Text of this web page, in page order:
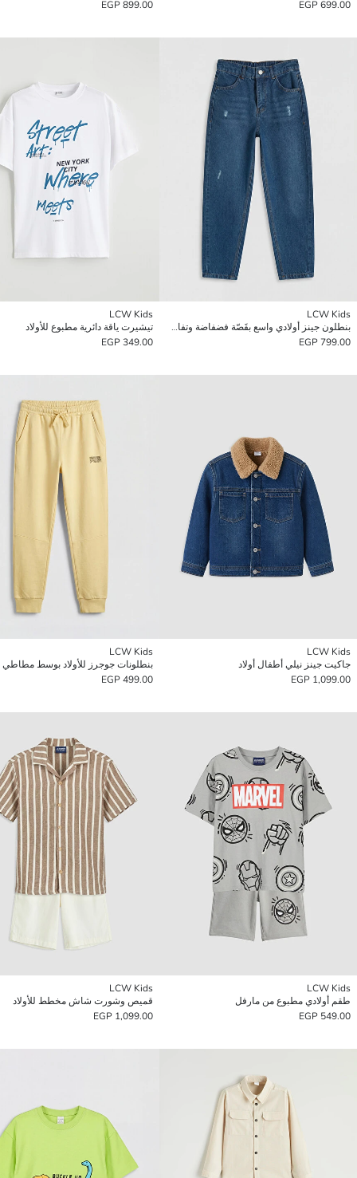
699.00 EGP
899.00 EGP
LCW Kids
بنطلون جينز أولادي واسع بقَصّة فضفاضة وتفاصيل ممزقة
799.00 EGP
LCW Kids
تيشيرت ياقة دائرية مطبوع للأولاد
349.00 EGP
LCW Kids
جاكيت جينز نيلي أطفال أولاد
1,099.00 EGP
LCW Kids
بنطلونات جوجرز للأولاد بوسط مطاطي
499.00 EGP
LCW Kids
طقم أولادي مطبوع من مارفل
549.00 EGP
LCW Kids
قميص وشورت شاش مخطط للأولاد
1,099.00 EGP